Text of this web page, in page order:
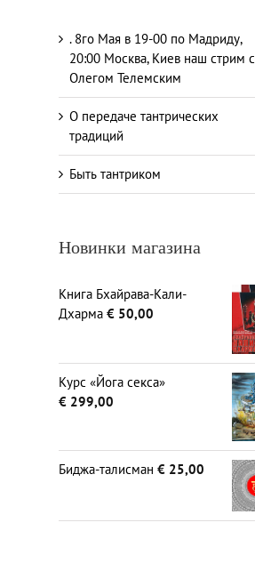
. 8го Мая в 19-00 по Мадриду,
20:00 Москва, Киев наш стрим с
Олегом Телемским
О передаче тантрических
традиций
Быть тантриком
Новинки магазина
Книга Бхайрава-Кали-
Дхарма € 50,00
Курс «Йога секса»
€ 299,00
Биджа-талисман € 25,00